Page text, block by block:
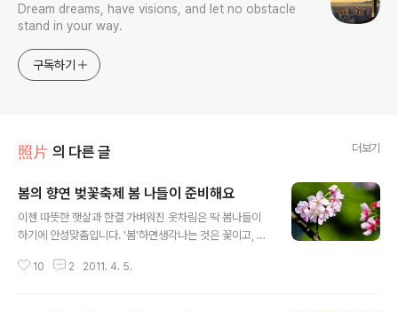
Dream dreams, have visions, and let no obstacle
stand in your way.
구독하기
照片 의 다른 글 더보기
봄의 향연 벚꽃축제 봄 나들이 준비해요
이젠 따뜻한 햇살과 한결 가벼워진 옷차림은 딱 봄나들이
하기에 안성맞춤입니다. '봄'하면생각나는 것은 꽃이고, 봄
혼자 져버리는.. 게다가 봄비라도 내리면 벚꽃이 금새 져버
10 2 2011. 4. 5.